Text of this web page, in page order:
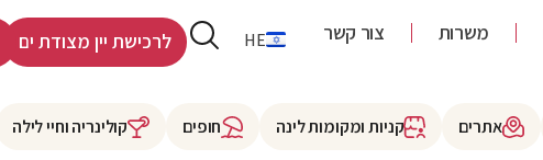
משרות צור קשר HE
RU
לרכישת יין מצודת ים
אתרים קניות ומקומות לינה חופים קולינריה וחיי לילה